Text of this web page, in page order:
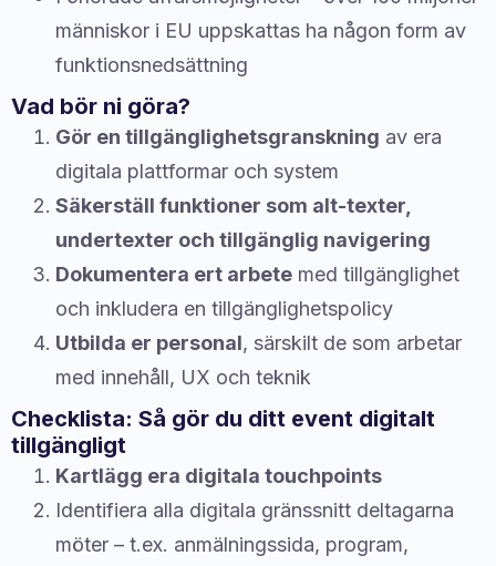
människor i EU uppskattas ha någon form av
funktionsnedsättning
Vad bör ni göra?
Gör en tillgänglighetsgranskning av era
digitala plattformar och system
Säkerställ funktioner som alt-texter,
undertexter och tillgänglig navigering
Dokumentera ert arbete med tillgänglighet
och inkludera en tillgänglighetspolicy
Utbilda er personal, särskilt de som arbetar
med innehåll, UX och teknik
Checklista: Så gör du ditt event digitalt
tillgängligt
Kartlägg era digitala touchpoints
Identifiera alla digitala gränssnitt deltagarna
möter – t.ex. anmälningssida, program,